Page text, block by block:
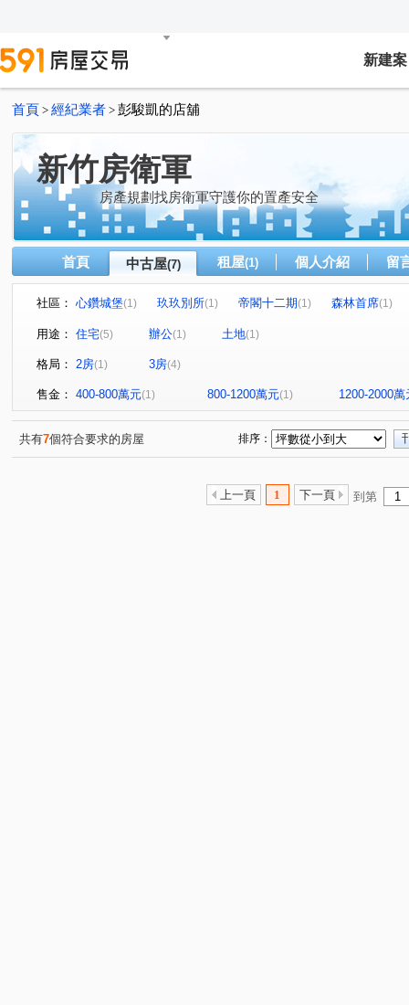
新建案
首頁 > 經紀業者 > 彭駿凱的店舖
新竹房衛軍
房產規劃找房衛軍守護你的置產安全
首頁 中古屋(7) 租屋(1) 個人介紹 留
社區： 心鑽城堡(1) 玖玖別所(1) 帝閣十二期(1) 森林首席(1)
廣源段 光明九路 仰德街
用途： 住宅(5) 辦公(1) 土地(1)
格局： 2房(1) 3房(4)
售金： 400-800萬元(1) 800-1200萬元(1) 1200-2000萬
共有7個符合要求的房屋 排序：
上一頁 1 下一頁 到第